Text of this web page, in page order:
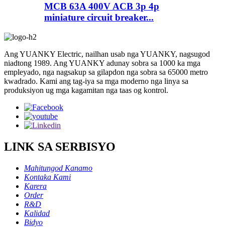
MCB 63A 400V ACB 3p 4p
miniature circuit breaker...
Ang YUANKY Electric, nailhan usab nga YUANKY, nagsugod
niadtong 1989. Ang YUANKY adunay sobra sa 1000 ka mga
empleyado, nga nagsakup sa gilapdon nga sobra sa 65000 metro
kwadrado. Kami ang tag-iya sa mga moderno nga linya sa
produksiyon ug mga kagamitan nga taas og kontrol.
LINK SA SERBISYO
Mahitungod Kanamo
Kontaka Kami
Karera
Order
R&D
Kalidad
Bidyo